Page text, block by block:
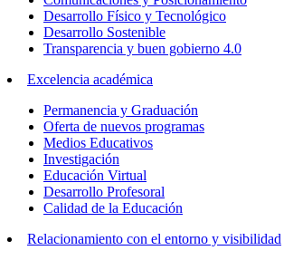
Desarrollo Físico y Tecnológico
Desarrollo Sostenible
Transparencia y buen gobierno 4.0
Excelencia académica
Permanencia y Graduación
Oferta de nuevos programas
Medios Educativos
Investigación
Educación Virtual
Desarrollo Profesoral
Calidad de la Educación
Relacionamiento con el entorno y visibilidad